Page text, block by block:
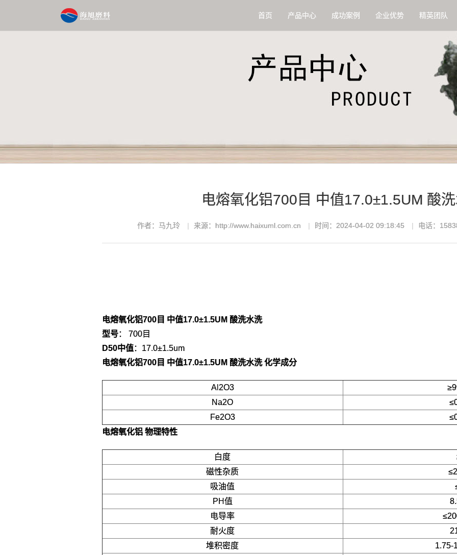
首页 产品中心 成功案例 企业优势 精英团队
电熔氧化铝700目 中值17.0±1.5UM 酸
作者：马九玲 来源：http://www.haixuml.com.cn 时间：2024-04-02 09:18:45 电话：
电熔氧化铝700目 中值17.0±1.5UM 酸洗水洗
型号： 700目
D50中值：17.0±1.5um
电熔氧化铝700目 中值17.0±1.5UM 酸洗水洗化学成分
Al2O3
Na2O
Fe2O3
电熔氧化铝 物理特性
白度
磁性杂质
吸油值
PH值
电导率
耐火度
堆积密度
1.75-